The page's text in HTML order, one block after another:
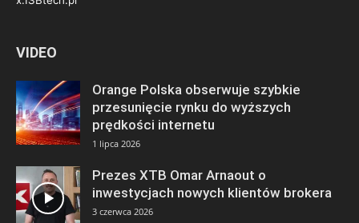
VIDEO
Orange Polska obserwuje szybkie
przesunięcie rynku do wyższych
prędkości internetu
1 lipca 2026
Prezes XTB Omar Arnaout o
inwestycjach nowych klientów brokera
3 czerwca 2026